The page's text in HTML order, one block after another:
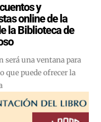
y
online de la
la Biblioteca de
será una ventana para
que puede ofrecer la